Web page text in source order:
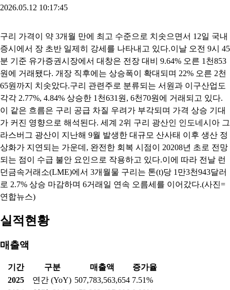
2026.05.12 10:17:45
구리 가격이 약 3개월 만에 최고 수준으로 치솟으면서 12일 국내
증시에서 장 초반 일제히 강세를 나타내고 있다.이날 오전 9시 45
분 기준 유가증권시장에서 대창은 전장 대비 9.64% 오른 1천853
65원까지 치솟았다.구리 관련주로 분류되는 서원과 이구산업도
이 같은 흐름은 구리 공급 차질 우려가 부각되며 가격 상승 기대
라스버그 광산이 지난해 9월 발생한 대규모 산사태 이후 생산 정
상화가 지연되는 가운데, 완전한 회복 시점이 20208년 초로 전망